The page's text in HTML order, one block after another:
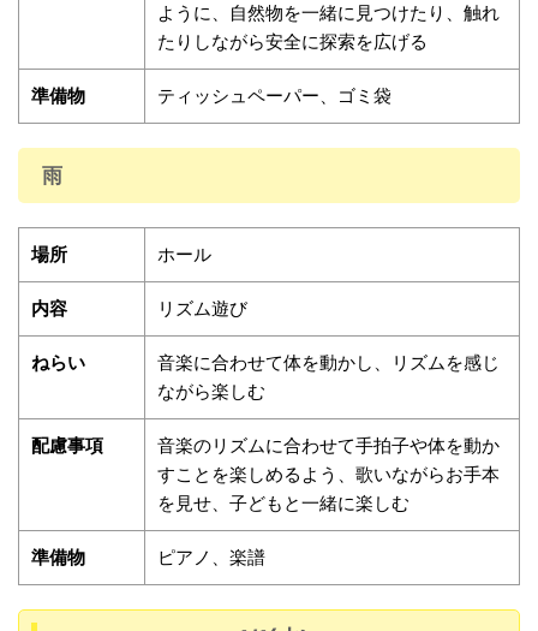
ように、自然物を一緒に見つけたり、触れ
たりしながら安全に探索を広げる
準備物 ティッシュペーパー、ゴミ袋
雨
場所 ホール
内容 リズム遊び
ねらい
音楽に合わせて体を動かし、リズムを感じ
ながら楽しむ
配慮事項
音楽のリズムに合わせて手拍子や体を動か
すことを楽しめるよう、歌いながらお手本
を見せ、子どもと一緒に楽しむ
準備物 ピアノ、楽譜